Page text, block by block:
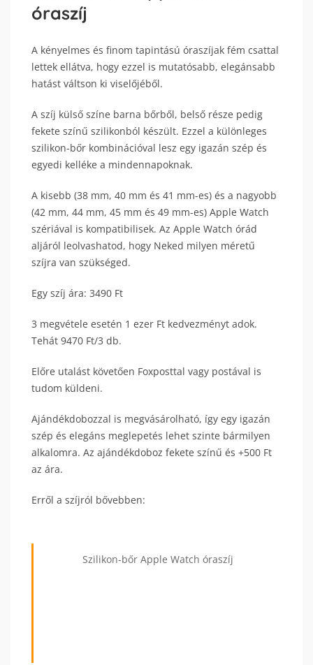
óraszíj
A kényelmes és finom tapintású óraszíjak fém csattal
lettek ellátva, hogy ezzel is mutatósabb, elegánsabb
hatást váltson ki viselőjéből.
A szíj külső színe barna bőrből, belső része pedig
fekete színű szilikonból készült. Ezzel a különleges
szilikon-bőr kombinációval lesz egy igazán szép és
egyedi kelléke a mindennapoknak.
A kisebb (38 mm, 40 mm és 41 mm-es) és a nagyobb
(42 mm, 44 mm, 45 mm és 49 mm-es) Apple Watch
szériával is kompatibilisek. Az Apple Watch órád
aljáról leolvashatod, hogy Neked milyen méretű
szíjra van szükséged.
Egy szíj ára: 3490 Ft
3 megvétele esetén 1 ezer Ft kedvezményt adok.
Tehát 9470 Ft/3 db.
Előre utalást követően Foxposttal vagy postával is
tudom küldeni.
Ajándékdobozzal is megvásárolható, így egy igazán
szép és elegáns meglepetés lehet szinte bármilyen
alkalomra. Az ajándékdoboz fekete színű és +500 Ft
az ára.
Erről a szíjról bővebben:
Szilikon-bőr Apple Watch óraszíj